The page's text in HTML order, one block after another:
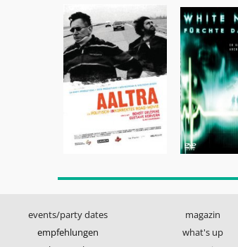
events/party dates
empfehlungen
magazin
what's up